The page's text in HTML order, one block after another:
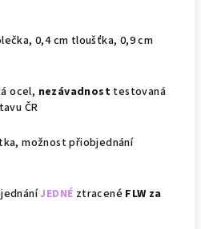
0,4 cm tloušťka, 0,9 cm
ocel, nezávadnost testovaná
ČR
možnost přiobjednání
JEDNÉ ztracené FLW za